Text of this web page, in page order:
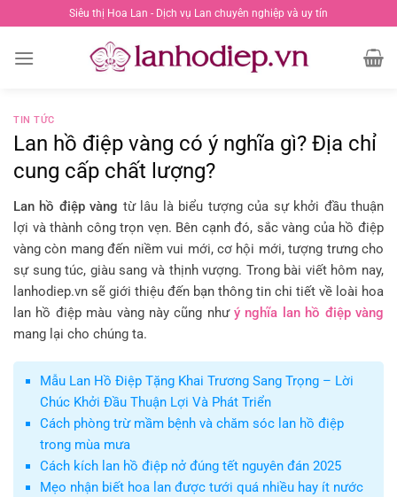
đến
nội
Siêu thị Hoa Lan - Dịch vụ Lan chuyên nghiệp và uy tín
TIN TỨC
Lan hồ điệp vàng có ý nghĩa gì? Địa chỉ
cung cấp chất lượng?
Lan hồ điệp vàng từ lâu là biểu tượng của sự khởi đầu thuận
lợi và thành công trọn vẹn. Bên cạnh đó, sắc vàng của hồ điệp
vàng còn mang đến niềm vui mới, cơ hội mới, tượng trưng cho
sự sung túc, giàu sang và thịnh vượng. Trong bài viết hôm nay,
lanhodiep.vn sẽ giới thiệu đến bạn thông tin chi tiết về loài hoa
lan hồ điệp màu vàng này cũng nhưý nghĩa lan hồ điệp vàng
mang lại cho chúng ta.
Mẫu Lan Hồ Điệp Tặng Khai Trương Sang Trọng – Lời
Chúc Khởi Đầu Thuận Lợi Và Phát Triển
Cách phòng trừ mầm bệnh và chăm sóc lan hồ điệp
trong mùa mưa
Cách kích lan hồ điệp nở đúng tết nguyên đán 2025
Mẹo nhận biết hoa lan được tưới quá nhiều hay ít nước